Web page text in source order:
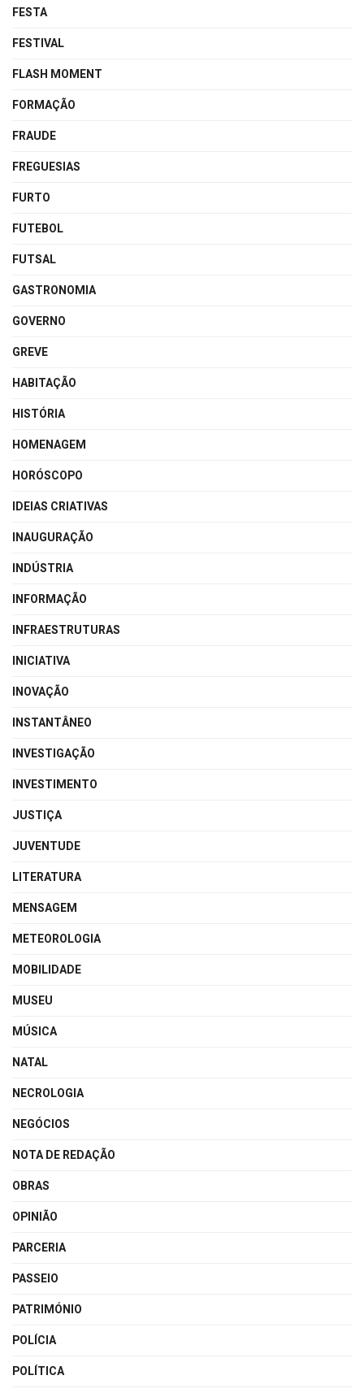
FESTA
FESTIVAL
FLASH MOMENT
FORMAÇÃO
FRAUDE
FREGUESIAS
FURTO
FUTEBOL
FUTSAL
GASTRONOMIA
GOVERNO
GREVE
HABITAÇÃO
HISTÓRIA
HOMENAGEM
HORÓSCOPO
IDEIAS CRIATIVAS
INAUGURAÇÃO
INDÚSTRIA
INFORMAÇÃO
INFRAESTRUTURAS
INICIATIVA
INOVAÇÃO
INSTANTÂNEO
INVESTIGAÇÃO
INVESTIMENTO
JUSTIÇA
JUVENTUDE
LITERATURA
MENSAGEM
METEOROLOGIA
MOBILIDADE
MUSEU
MÚSICA
NATAL
NECROLOGIA
NEGÓCIOS
NOTA DE REDAÇÃO
OBRAS
OPINIÃO
PARCERIA
PASSEIO
PATRIMÓNIO
POLÍCIA
POLÍTICA